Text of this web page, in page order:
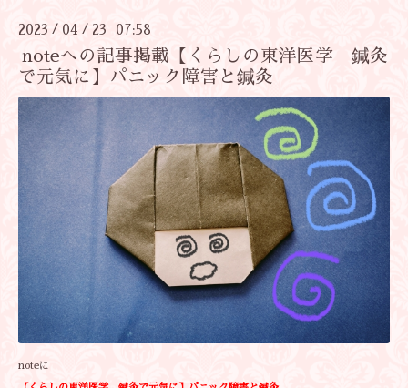
2023 / 04 / 23 07:58
noteへの記事掲載【くらしの東洋医学 鍼灸
で元気に】パニック障害と鍼灸
noteに